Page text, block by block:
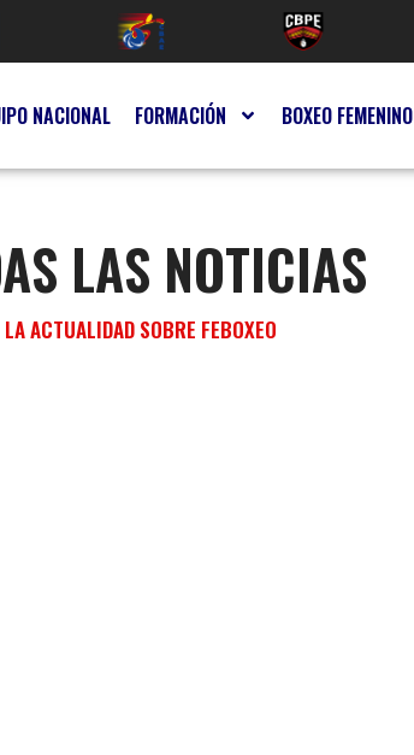
NACIONAL FORMACIÓN BOXEO FEMENINO
LAS NOTICIAS
LA ACTUALIDAD SOBRE FEBOXEO